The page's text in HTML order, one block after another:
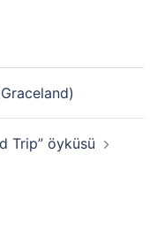
Trip” öyküsü